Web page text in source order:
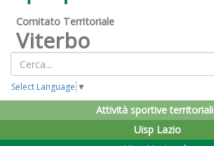
Comitato Territoriale
Viterbo
Select Language ▼
Attività sportive territoriali
Uisp Lazio